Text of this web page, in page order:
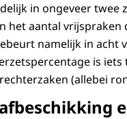
in ongeveer twee
het aantal
namelijk in acht
is
(allebei